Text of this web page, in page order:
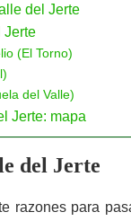
del Jerte
Jerte
(El Torno)
del Valle)
Jerte: mapa
del Jerte
razones para